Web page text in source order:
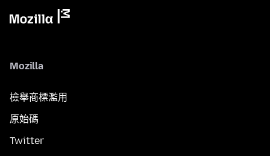
Mozilla
檢舉商標濫用
原始碼
Twitter